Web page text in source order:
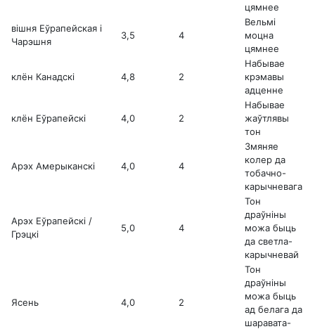
цямнее
вішня Еўрапейская і
Чарэшня
3,5 4
Вельмі
моцна
цямнее
клён Канадскі 4,8 2
Набывае
крэмавы
адценне
клён Еўрапейскі 4,0 2
Набывае
жаўтлявы
тон
Арэх Амерыканскі 4,0 4
Змяняе
колер да
тобачно-
карычневага
Арэх Еўрапейскі /
Грэцкі
5,0 4
Тон
драўніны
можа быць
да светла-
карычневай
Ясень 4,0 2
Тон
драўніны
можа быць
ад белага да
шаравата-